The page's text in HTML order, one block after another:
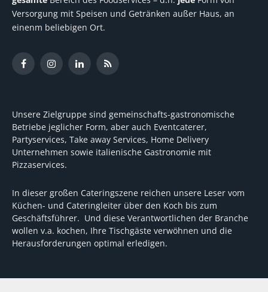
Versorgung mit Speisen und Getränken außer Haus, an
einenm beliebigen Ort.
FacebookInstagramLinkedInRSS
Unsere Zielgruppe sind gemeinschafts-gastronomische
Betriebe jeglicher Form, aber auch Eventcaterer,
Partyservices, Take away Services, Home Delivery
Unternehmen sowie italienische Gastronomie mit
Pizzaservices.
In dieser großen Cateringszene reichen unsere Leser vom
Küchen- und Cateringleiter über den Koch bis zum
Geschäftsführer. Und diese Verantwortlichen der Branche
wollen v.a. kochen, Ihre Tischgäste verwöhnen und die
Herausforderungen optimal erledigen.